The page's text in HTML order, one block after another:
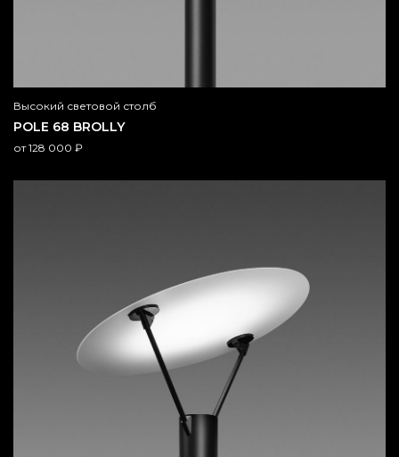
POLE 68 BROLLY
Высокий световой столб
от128 000 ₽